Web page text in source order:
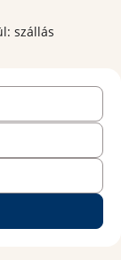
szállás